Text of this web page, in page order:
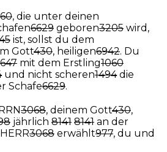
, die unter deinen
6629 geboren3205 wird,
ist, sollst du dem
Gott430, heiligen6942. Du
mit dem Erstling1060
und nicht scheren1494die
Schafe6629.
3068, deinem Gott430,
jährlich 8141 8141 an der
3068 erwählt977, du und